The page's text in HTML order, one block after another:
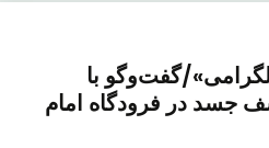
گفت‌وگو با
جسد در فرودگاه امام